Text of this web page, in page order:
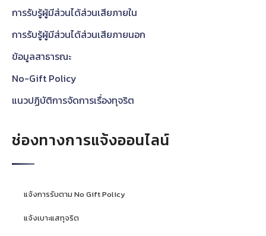
การรับรู้ผู้มีส่วนได้ส่วนเสียภายใน
การรับรู้ผู้มีส่วนได้ส่วนเสียภายนอก
ข้อมูลสาธารณะ
No-Gift Policy
แนวปฏิบัติการจัดการเรื่องทุจริต
ช่องทางการแจ้งออนไลน์
แจ้งการรับตาม No Gift Policy
แจ้งเบาะแสทุจริต